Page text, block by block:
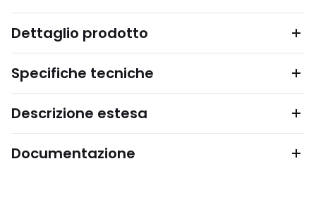
Dettaglio prodotto
Specifiche tecniche
Descrizione estesa
Documentazione